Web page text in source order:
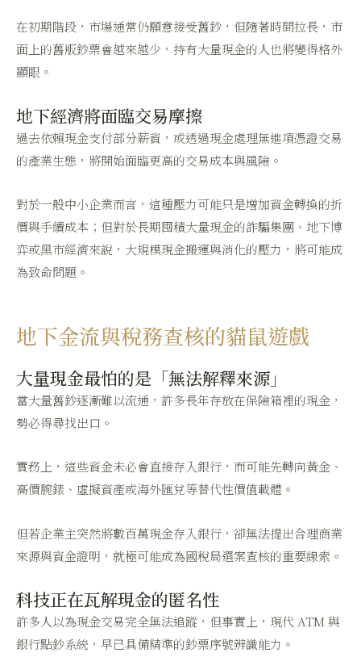
在初期階段，市場通常仍願意接受舊鈔，但隨著時間拉長，市
面上的舊版鈔票會越來越少，持有大量現金的人也將變得格外
顯眼。
地下經濟將面臨交易摩擦
過去依賴現金支付部分薪資，或透過現金處理無進項憑證交易
的產業生態，將開始面臨更高的交易成本與風險。
對於一般中小企業而言，這種壓力可能只是增加資金轉換的折
價與手續成本；但對於長期囤積大量現金的詐騙集團、地下博
弈或黑市經濟來說，大規模現金搬運與消化的壓力，將可能成
為致命問題。
地下金流與稅務查核的貓鼠遊戲
大量現金最怕的是「無法解釋來源」
當大量舊鈔逐漸難以流通，許多長年存放在保險箱裡的現金，
勢必得尋找出口。
實務上，這些資金未必會直接存入銀行，而可能先轉向黃金、
高價腕錶、虛擬資產或海外匯兌等替代性價值載體。
但若企業主突然將數百萬現金存入銀行，卻無法提出合理商業
來源與資金證明，就極可能成為國稅局選案查核的重要線索。
科技正在瓦解現金的匿名性
許多人以為現金交易完全無法追蹤，但事實上，現代 ATM 與
銀行點鈔系統，早已具備精準的鈔票序號辨識能力。